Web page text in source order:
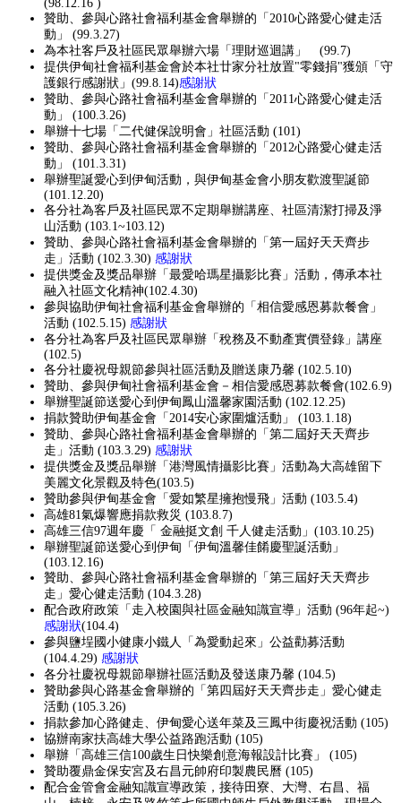
(98.12.16 )
贊助、參與心路社會福利基金會舉辦的「2010心路愛心健走活
動」 (99.3.27)
為本社客戶及社區民眾舉辦六場「理財巡迴講」 (99.7)
提供伊甸社會福利基金會於本社廿家分社放置"零錢捐"獲頒「守
護銀行感謝狀」(99.8.14)感謝狀
贊助、參與心路社會福利基金會舉辦的「2011心路愛心健走活
動」 (100.3.26)
舉辦十七場「二代健保說明會」社區活動 (101)
贊助、參與心路社會福利基金會舉辦的「2012心路愛心健走活
動」 (101.3.31)
舉辦聖誕愛心到伊甸活動，與伊甸基金會小朋友歡渡聖誕節
(101.12.20)
各分社為客戶及社區民眾不定期舉辦講座、社區清潔打掃及淨
山活動 (103.1~103.12)
贊助、參與心路社會福利基金會舉辦的「第一屆好天天齊步
走」活動 (102.3.30) 感謝狀
提供獎金及獎品舉辦「最愛哈瑪星攝影比賽」活動，傳承本社
融入社區文化精神(102.4.30)
參與協助伊甸社會福利基金會舉辦的「相信愛感恩募款餐會」
活動 (102.5.15) 感謝狀
各分社為客戶及社區民眾舉辦「稅務及不動產實價登錄」講座
(102.5)
各分社慶祝母親節參與社區活動及贈送康乃馨 (102.5.10)
贊助、參與伊甸社會福利基金會－相信愛感恩募款餐會(102.6.9)
舉辦聖誕節送愛心到伊甸鳳山溫馨家園活動 (102.12.25)
捐款贊助伊甸基金會「2014安心家圍爐活動」 (103.1.18)
贊助、參與心路社會福利基金會舉辦的「第二屆好天天齊步
走」活動 (103.3.29) 感謝狀
提供獎金及獎品舉辦「港灣風情攝影比賽」活動為大高雄留下
美麗文化景觀及特色(103.5)
贊助參與伊甸基金會「愛如繁星擁抱慢飛」活動 (103.5.4)
高雄81氣爆響應捐款救災 (103.8.7)
高雄三信97週年慶「 金融挺文創 千人健走活動」(103.10.25)
舉辦聖誕節送愛心到伊甸「伊甸溫馨佳餚慶聖誕活動」
(103.12.16)
贊助、參與心路社會福利基金會舉辦的「第三屆好天天齊步
走」愛心健走活動 (104.3.28)
配合政府政策「走入校園與社區金融知識宣導」活動 (96年起~)
感謝狀(104.4)
參與鹽埕國小健康小鐵人「為愛動起來」公益勸募活動
(104.4.29) 感謝狀
各分社慶祝母親節舉辦社區活動及發送康乃馨 (104.5)
贊助參與心路基金會舉辦的「第四屆好天天齊步走」愛心健走
活動 (105.3.26)
捐款參加心路健走、伊甸愛心送年菜及三鳳中街慶祝活動 (105)
協辦南家扶高雄大學公益路跑活動 (105)
舉辦「高雄三信100歲生日快樂創意海報設計比賽」 (105)
贊助覆鼎金保安宮及右昌元帥府印製農民曆 (105)
配合金管會金融知識宣導政策，接待田寮、大灣、右昌、福